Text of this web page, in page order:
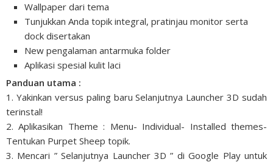
Wallpaper dari tema
Tunjukkan Anda topik integral, pratinjau monitor serta
dock disertakan
New pengalaman antarmuka folder
Aplikasi spesial kulit laci
Panduan utama :
1. Yakinkan versus paling baru Selanjutnya Launcher 3D sudah
terinstal!
2. Aplikasikan Theme : Menu- Individual- Installed themes-
Tentukan Purpet Sheep topik.
3. Mencari ” Selanjutnya Launcher 3D ” di Google Play untuk